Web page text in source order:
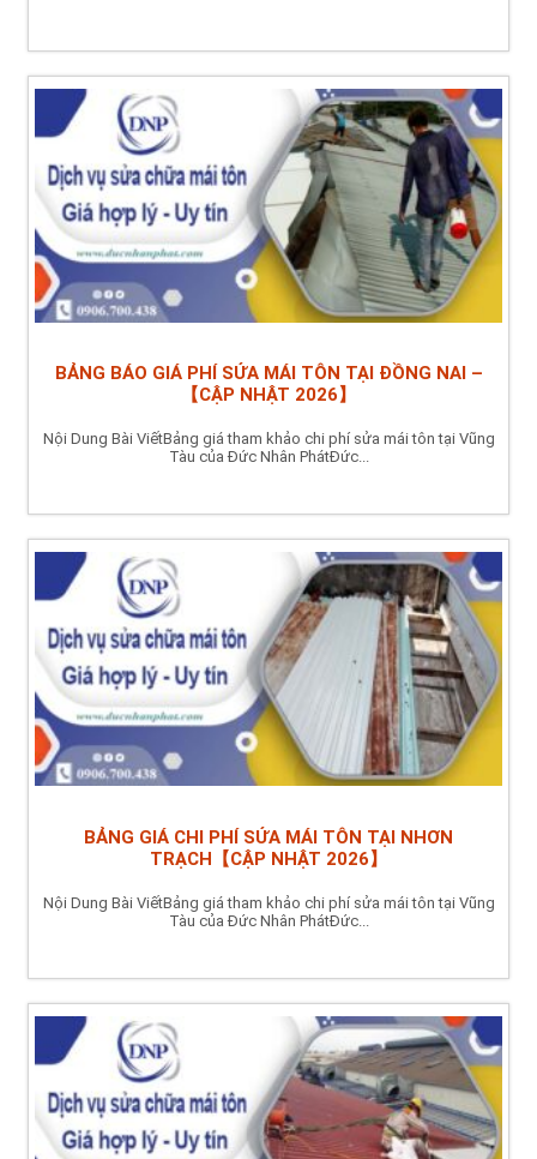
BẢNG BÁO GIÁ PHÍ SỬA MÁI TÔN TẠI ĐỒNG NAI –
【CẬP NHẬT 2026】
Nội Dung Bài ViếtBảng giá tham khảo chi phí sửa mái tôn tại Vũng
Tàu của Đức Nhân PhátĐức...
BẢNG GIÁ CHI PHÍ SỬA MÁI TÔN TẠI NHƠN
TRẠCH【CẬP NHẬT 2026】
Nội Dung Bài ViếtBảng giá tham khảo chi phí sửa mái tôn tại Vũng
Tàu của Đức Nhân PhátĐức...